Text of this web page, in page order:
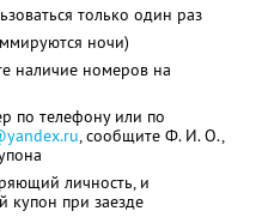
только один раз
ночи)
наличие номеров на
по телефону или по
,сообщите Ф. И. О.,
личность, и
купон при заезде